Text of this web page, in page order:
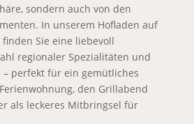
sondern auch von den
In unserem Hofladen auf
Sie eine liebevoll
regionaler Spezialitäten und
perfekt für ein gemütliches
den Grillabend
als leckeres Mitbringsel für